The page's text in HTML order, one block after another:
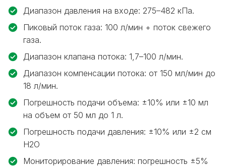
Диапазон давления на входе: 275–482 кПа.
Пиковый поток газа: 100 л/мин + поток свежего
газа.
Диапазон клапана потока: 1,7–100 л/мин.
Диапазон компенсации потока: от 150 мл/мин до
18 л/мин.
Погрешность подачи объема: ±10% или ±10 мл
на объем от 50 мл до 1 л.
Погрешность подачи давления: ±10% или ±2 см
H2O
Мониторирование давления: погрешность ±5%